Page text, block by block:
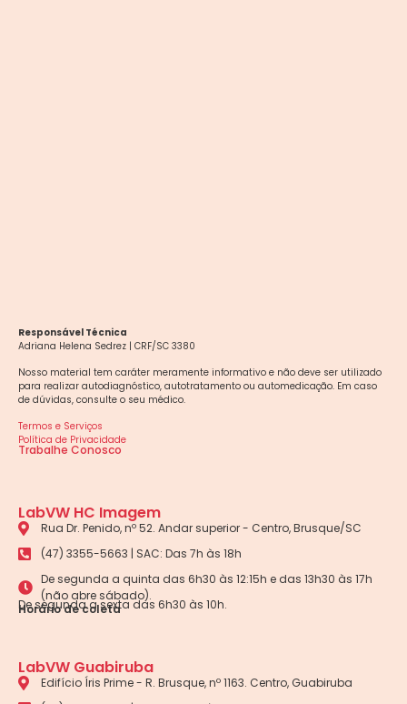
Responsável Técnica
Adriana Helena Sedrez | CRF/SC 3380
Nosso material tem caráter meramente informativo e não deve ser utilizado
para realizar autodiagnóstico, autotratamento ou automedicação. Em caso
de dúvidas, consulte o seu médico.
Termos e Serviços
Política de Privacidade
Trabalhe Conosco
LabVW HC Imagem
Rua Dr. Penido, nº 52. Andar superior - Centro, Brusque/SC
(47) 3355-5663 | SAC: Das 7h às 18h
De segunda a quinta das 6h30 às 12:15h e das 13h30 às 17h
(não abre sábado).
Horário de coleta
De segunda a sexta das 6h30 às 10h.
LabVW Guabiruba
Edifício Íris Prime - R. Brusque, nº 1163. Centro, Guabiruba